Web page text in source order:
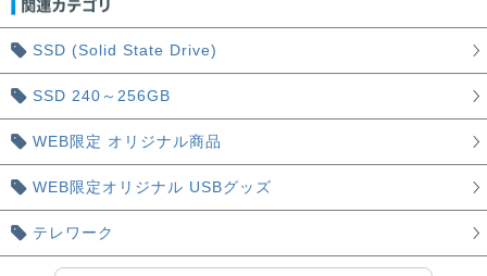
SSD (Solid State Drive)
SSD 240～256GB
WEB限定 オリジナル商品
WEB限定オリジナル USBグッズ
テレワーク